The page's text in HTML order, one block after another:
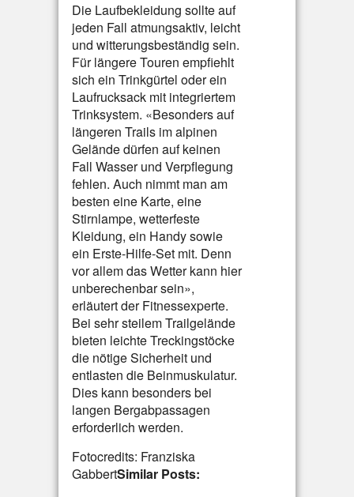
Die Laufbekleidung sollte auf
jeden Fall atmungsaktiv, leicht
und witterungsbeständig sein.
Für längere Touren empfiehlt
sich ein Trinkgürtel oder ein
Laufrucksack mit integriertem
Trinksystem. «Besonders auf
längeren Trails im alpinen
Gelände dürfen auf keinen
Fall Wasser und Verpflegung
fehlen. Auch nimmt man am
besten eine Karte, eine
Stirnlampe, wetterfeste
Kleidung, ein Handy sowie
ein Erste-Hilfe-Set mit. Denn
vor allem das Wetter kann hier
unberechenbar sein»,
erläutert der Fitnessexperte.
Bei sehr steilem Trailgelände
bieten leichte Treckingstöcke
die nötige Sicherheit und
entlasten die Beinmuskulatur.
Dies kann besonders bei
langen Bergabpassagen
erforderlich werden.
Fotocredits: Franziska
GabbertSimilar Posts: